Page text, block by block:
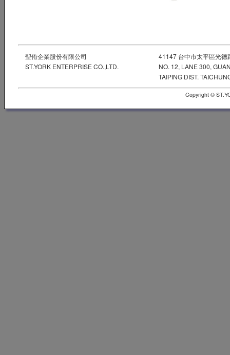
聖侑企業股份有限公司
ST.YORK ENTERPRISE CO.,LTD.
41147 台中市太平區光德
NO. 12, LANE 300,
TAIPING DIST.
Copyright ©